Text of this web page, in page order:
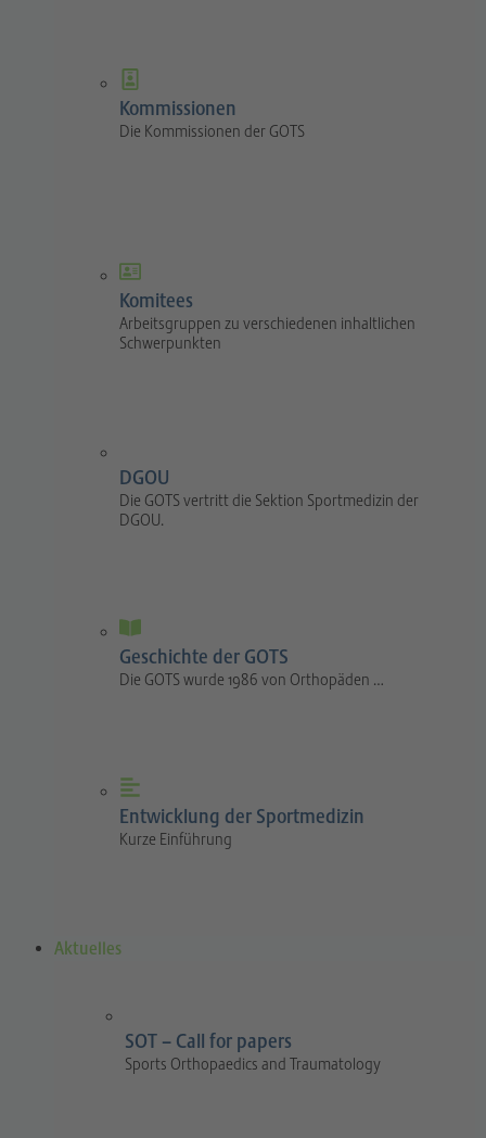
Kommissionen
Die Kommissionen der GOTS
Komitees
Arbeitsgruppen zu verschiedenen inhaltlichen
Schwerpunkten
DGOU
Die GOTS vertritt die Sektion Sportmedizin der
DGOU.
Geschichte der GOTS
Die GOTS wurde 1986 von Orthopäden …
Entwicklung der Sportmedizin
Kurze Einführung
Aktuelles
SOT – Call for papers
Sports Orthopaedics and Traumatology